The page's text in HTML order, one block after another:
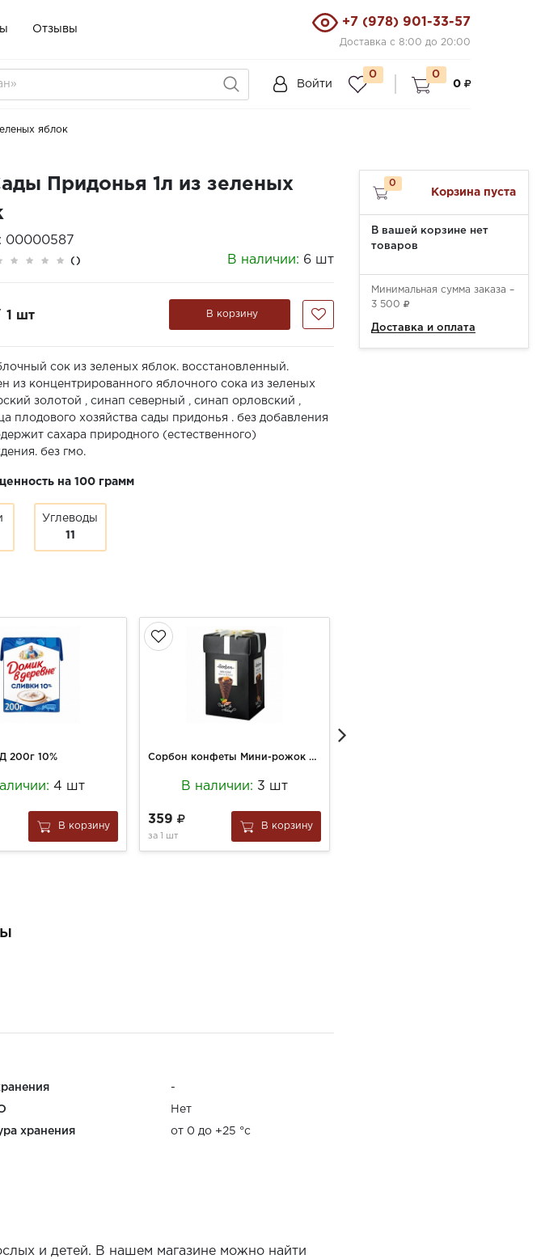
Отзывы
+7 (978) 901-33-57
Доставка с 8:00 до 20:00
Войти
0
0
0
яблок
Придонья 1л из зеленых
00000587
() В наличии: 6 шт
1 шт В корзину
сок из зеленых яблок. восстановленный.
из концентрированного яблочного сока из зеленых
золотой , синап северный , синап орловский ,
плодового хозяйства сады придонья . без добавления
сахара природного (естественного)
без гмо.
на 100 грамм
Углеводы
11
200г 10%
4 шт
В корзину
Сорбон конфеты Мини-рожок 200гр Миндаль и воздушные зерна
В наличии: 3 шт
359
за 1 шт
В корзину
-
Нет
хранения от 0 до +25 °c
и детей. В нашем магазине можно найти
0
Корзина пуста
В вашей корзине нет
товаров
Минимальная сумма заказа –
3 500
Доставка и оплата